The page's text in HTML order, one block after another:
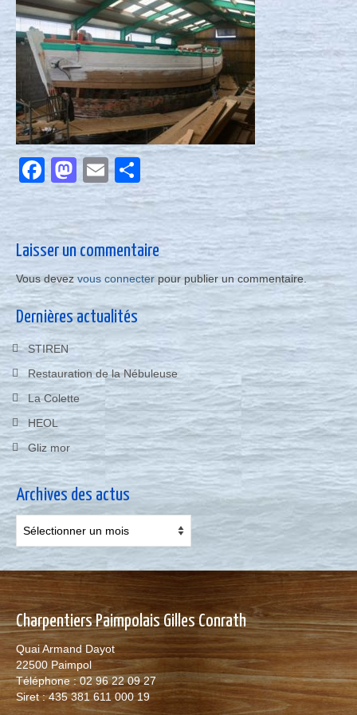
Nous contacter
Actualités
Facebook
Mastodon
EmailPartager
Laisser un commentaire
Vous devez vous connecterpour publier un commentaire.
Dernières actualités
STIREN
Restauration de la Nébuleuse
La Colette
HEOL
Gliz mor
Archives des actus
des
actus
Charpentiers Paimpolais Gilles Conrath
Quai Armand Dayot
22500 Paimpol
Téléphone : 02 96 22 09 27
Siret : 435 381 611 000 19